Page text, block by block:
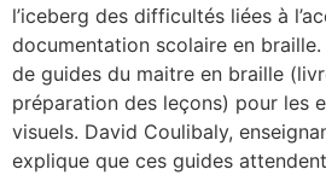
l’iceberg des difficultés liées à
documentation scolaire en braille.
de guides du maitre en braille
préparation des leçons) pour les
visuels. David Coulibaly,
explique que ces guides